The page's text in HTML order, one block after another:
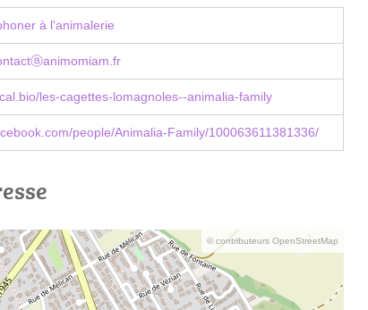
à l'animalerie
les-cagettes-lomagnoles--animalia-family
people/Animalia-Family/100063611381336/
© contributeurs OpenStreetMap